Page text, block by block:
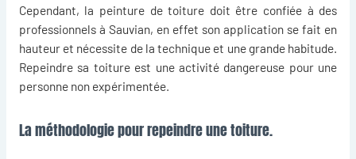
Cependant, la peinture de toiture doit être confiée à des
professionnels à Sauvian, en effet son application se fait en
hauteur et nécessite de la technique et une grande habitude.
Repeindre sa toiture est une activité dangereuse pour une
personne non expérimentée.
La méthodologie pour repeindre une toiture.